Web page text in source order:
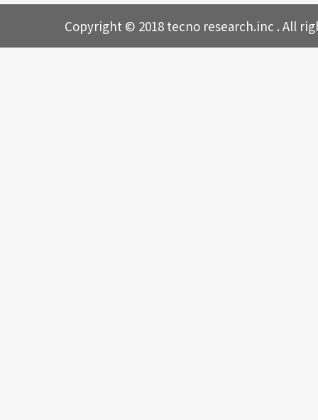
Copyright © 2018 tecno research.inc . All